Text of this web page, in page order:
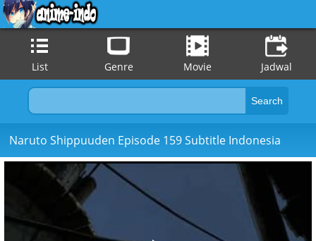
List Genre Movie Jadwal
Naruto Shippuuden Episode 159 Subtitle Indonesia